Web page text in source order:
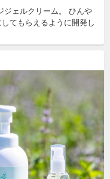
ジェルクリーム。 ひんや
てもらえるように開発し